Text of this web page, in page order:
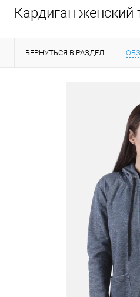
Кардиган
ВЕРНУТЬСЯ В РАЗДЕЛ